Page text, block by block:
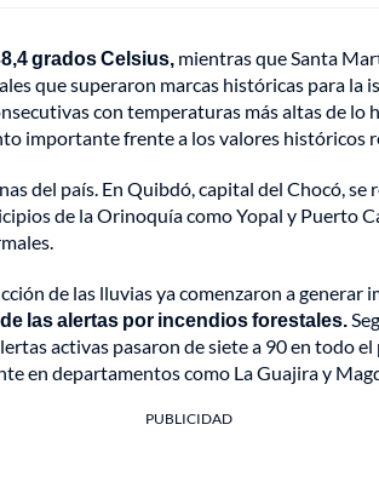
grados Celsius, mientras que Santa
que superaron marcas históricas para la
con temperaturas más altas de lo
importante frente a los valores históricos
del país. En Quibdó, capital del Chocó,
de la Orinoquía como Yopal y Puerto
de las lluvias ya comenzaron a
las alertas por incendios forestales.
activas pasaron de siete a 90 en todo
en departamentos como La Guajira y
PUBLICIDAD